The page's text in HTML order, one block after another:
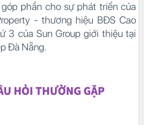
phần cho sự phát triển của
- thương hiệu BĐS Cao
3 của Sun Group giới thiệu tại
Đà Nẵng.